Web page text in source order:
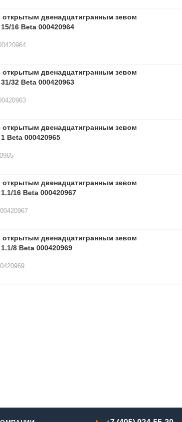
двенадцатигранным зевом
16 Beta 000420964
двенадцатигранным зевом
32 Beta 000420963
двенадцатигранным зевом
Beta 000420965
двенадцатигранным зевом
16 Beta 000420967
двенадцатигранным зевом
8 Beta 000420969